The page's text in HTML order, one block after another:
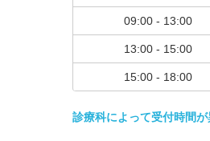
09:00 - 13:00
13:00 - 15:00
15:00 - 18:00
診療科によって受付時間